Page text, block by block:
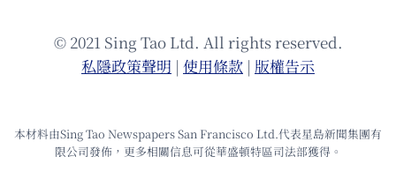
© 2021 Sing Tao Ltd. All rights reserved.
私隱政策聲明 | 使⽤條款 | 版權告⽰
本材料由Sing Tao Newspapers San Francisco Ltd.代表星島新聞集團有
限公司發佈，更多相關信息可從華盛頓特區司法部獲得。